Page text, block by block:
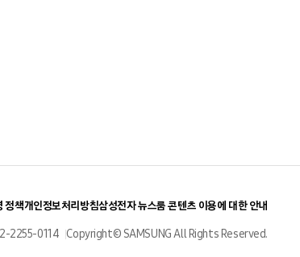
정책개인정보처리방침삼성전자 뉴스룸 콘텐츠 이용에 대한 안내
2255-0114 Copyright© SAMSUNG All Rights Reserved.